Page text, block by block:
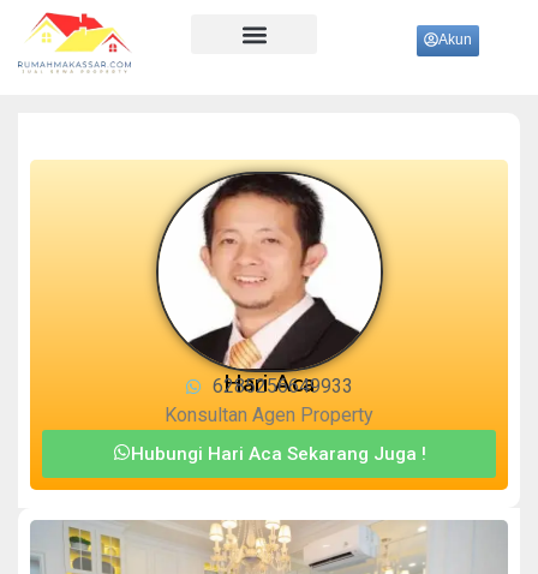
Akun
Hari Aca
6285256649933
Konsultan Agen Property
Hubungi Hari Aca Sekarang Juga !